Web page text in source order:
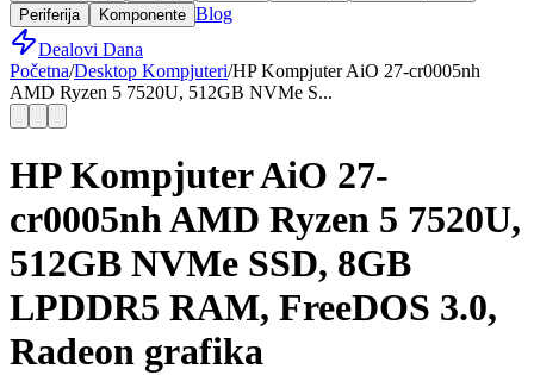
Periferija
Komponente Blog
Dealovi Dana
Početna/Desktop Kompjuteri/HP Kompjuter AiO 27-cr0005nh
AMD Ryzen 5 7520U, 512GB NVMe S...
HP Kompjuter AiO 27-
cr0005nh AMD Ryzen 5 7520U,
512GB NVMe SSD, 8GB
LPDDR5 RAM, FreeDOS 3.0,
Radeon grafika